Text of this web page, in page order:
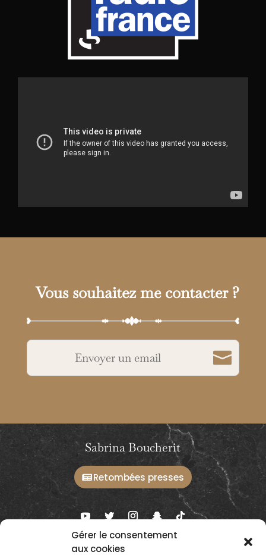
Gérer le consentement
aux cookies
Vous souhaitez me contacter ?
Envoyer un email
Sabrina Boucherit
Retombées presses